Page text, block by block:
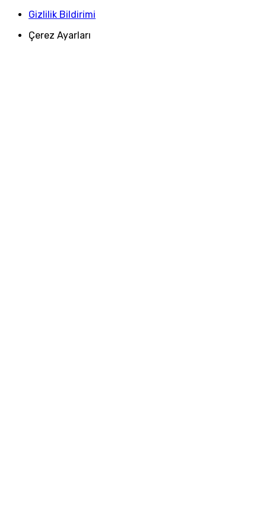
Gizlilik Bildirimi
Çerez Ayarları